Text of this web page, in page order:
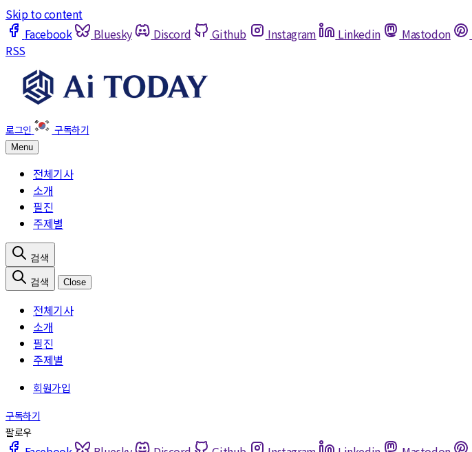
Skip to content
Facebook
Bluesky Discord Github Instagram Linkedin Mastodon
RSS
Menu
전체기사
소개
필진
주제별
Close
전체기사
소개
필진
주제별